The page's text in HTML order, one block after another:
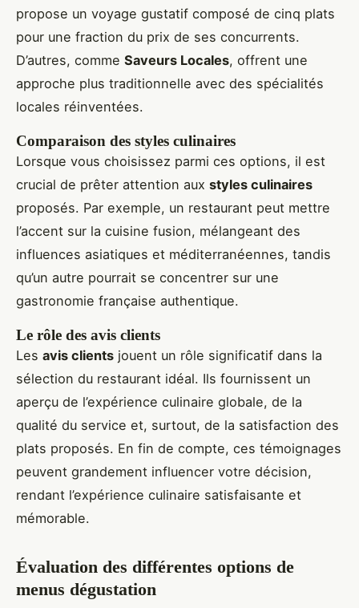
propose un voyage gustatif composé de cinq plats
pour une fraction du prix de ses concurrents.
D’autres, comme Saveurs Locales, offrent une
approche plus traditionnelle avec des spécialités
locales réinventées.
Comparaison des styles culinaires
Lorsque vous choisissez parmi ces options, il est
crucial de prêter attention aux styles culinaires
proposés. Par exemple, un restaurant peut mettre
l’accent sur la cuisine fusion, mélangeant des
influences asiatiques et méditerranéennes, tandis
qu’un autre pourrait se concentrer sur une
gastronomie française authentique.
Le rôle des avis clients
Les avis clients jouent un rôle significatif dans la
sélection du restaurant idéal. Ils fournissent un
aperçu de l’expérience culinaire globale, de la
qualité du service et, surtout, de la satisfaction des
plats proposés. En fin de compte, ces témoignages
peuvent grandement influencer votre décision,
rendant l’expérience culinaire satisfaisante et
mémorable.
Évaluation des différentes options de
menus dégustation